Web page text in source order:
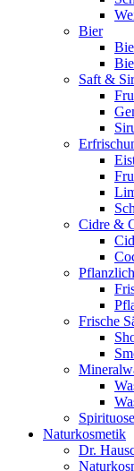
Bier
Saft &
Cidre &
Frische
Naturkosmetik
Dr.